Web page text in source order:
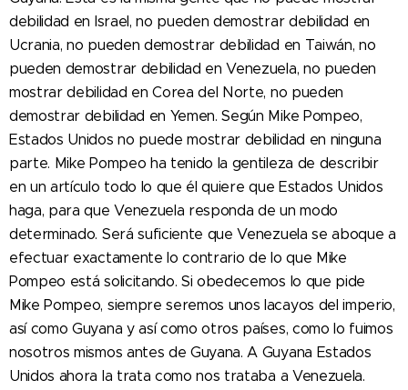
debilidad en Israel, no pueden demostrar debilidad en
Ucrania, no pueden demostrar debilidad en Taiwán, no
pueden demostrar debilidad en Venezuela, no pueden
mostrar debilidad en Corea del Norte, no pueden
demostrar debilidad en Yemen. Según Mike Pompeo,
Estados Unidos no puede mostrar debilidad en ninguna
parte. Mike Pompeo ha tenido la gentileza de describir
en un artículo todo lo que él quiere que Estados Unidos
haga, para que Venezuela responda de un modo
determinado. Será suficiente que Venezuela se aboque a
efectuar exactamente lo contrario de lo que Mike
Pompeo está solicitando. Si obedecemos lo que pide
Mike Pompeo, siempre seremos unos lacayos del imperio,
así como Guyana y así como otros países, como lo fuimos
nosotros mismos antes de Guyana. A Guyana Estados
Unidos ahora la trata como nos trataba a Venezuela.